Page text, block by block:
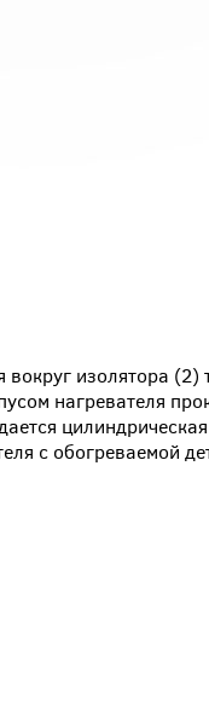
вокруг изолятора
нагревателя
с обогреваемой